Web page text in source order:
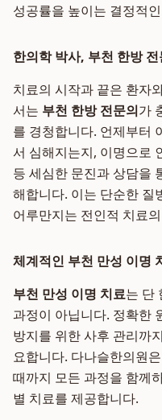
성공률을 높이는 결정적
한의학 박사, 부천 한방
치료의 시작과 끝은 환자
서는 부천 한방 전문의가
를 경청합니다. 언제부터
서 심해지는지, 이명으로
등 세심한 문진과 상담을
해합니다. 이는 단순한 질
어루만지는 전인적 치료
체계적인 부천 만성 이명
부천 만성 이명 치료는 단
과정이 아닙니다. 정확한
방지를 위한 사후 관리까
요합니다. 다나슬한의원
때까지 모든 과정을 함께
별 치료를 제공합니다.